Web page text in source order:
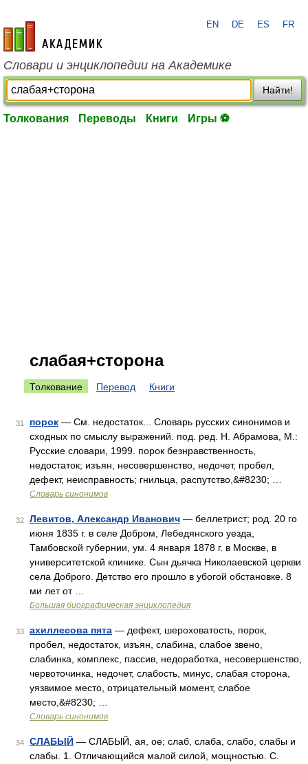
academic.ru
EN DE ES FR
Словари и энциклопедии на Академике
Найти!
Толкования Переводы Книги Игры ⚽
слабая+сторона
Толкование Перевод Книги
31 порок — См. недостаток... Словарь русских синонимов и
сходных по смыслу выражений. под. ред. Н. Абрамова, М.:
Русские словари, 1999. порок безнравственность,
недостаток; изъян, несовершенство, недочет, пробел,
дефект, неисправность; гнильца, распутство,&#8230; …
Словарь синонимов
32 Левитов, Александр Иванович — беллетрист; род. 20 го
июня 1835 г. в селе Добром, Лебедянского уезда,
Тамбовской губернии, ум. 4 января 1878 г. в Москве, в
университетской клинике. Сын дьячка Николаевской церкви
села Доброго. Детство его прошло в убогой обстановке. 8
ми лет от …
Большая биографическая энциклопедия
33 ахиллесова пята — дефект, шероховатость, порок,
пробел, недостаток, изъян, слабина, слабое звено,
слабинка, комплекс, пассив, недоработка, несовершенство,
червоточинка, недочет, слабость, минус, слабая сторона,
уязвимое место, отрицательный момент, слабое
место,&#8230; …
Словарь синонимов
34 СЛАБЫЙ — СЛАБЫЙ, ая, ое; слаб, слаба, слабо, слабы и
слабы. 1. Отличающийся малой силой, мощностью. С.